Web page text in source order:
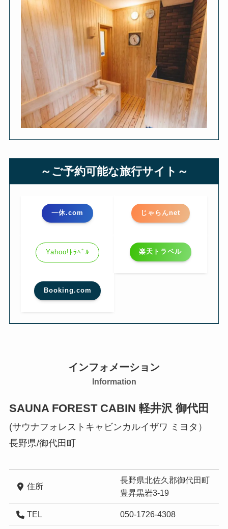
～ご予約可能な旅行サイト～
一休.com じゃらんnet
Yahoo!ﾄﾗﾍﾞﾙ 楽天トラベル
Booking.com
インフォメーション
Information
SAUNA FOREST CABIN 軽井沢 御代田
(サウナフォレストキャビンカルイザワ ミヨタ）
長野県/御代田町
住所
長野県北佐久郡御代田町
豊昇黒岩3-19
TEL 050-1726-4308